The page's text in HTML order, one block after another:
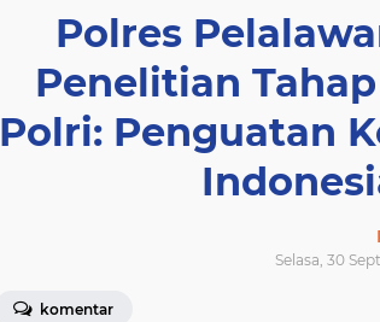
Polres
Penelitian
Polri: Penguatan
Selasa, 30
komentar